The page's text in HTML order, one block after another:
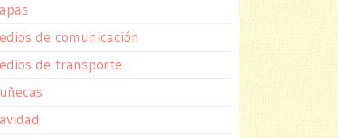
de comunicación
de transporte